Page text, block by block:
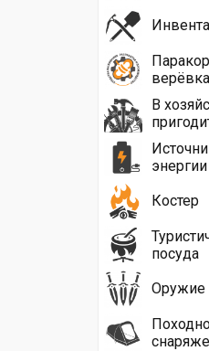
верёвка
В
энергии
Костер
посуда
Оружие